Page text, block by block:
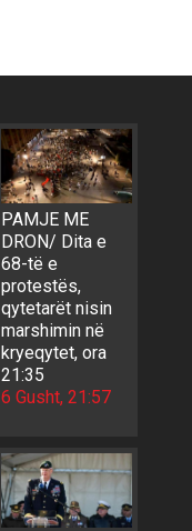
PAMJE ME
DRON/ Dita e
68-të e
protestës,
qytetarët nisin
marshimin në
kryeqytet, ora
21:35
6 Gusht, 21:57